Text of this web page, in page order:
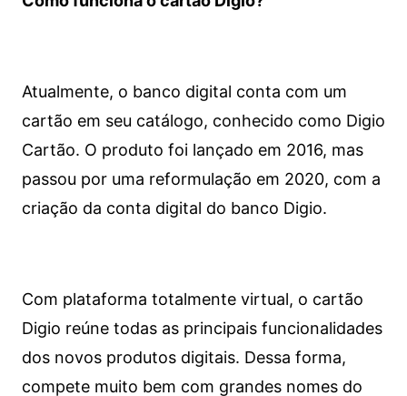
Atualmente, o banco digital conta com um
cartão em seu catálogo, conhecido como Digio
Cartão. O produto foi lançado em 2016, mas
passou por uma reformulação em 2020, com a
criação da conta digital do banco Digio.
Com plataforma totalmente virtual, o cartão
Digio reúne todas as principais funcionalidades
dos novos produtos digitais. Dessa forma,
compete muito bem com grandes nomes do